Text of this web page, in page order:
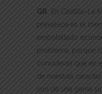
GR. En Castilla–La
prevalece es el
embotellado
problema, porque
consideran que en
de nuestras
son de una gama